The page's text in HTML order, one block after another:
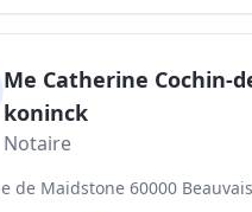
Me Catherine Cochin-
koninck
Notaire
de Maidstone 60000 Beauvais